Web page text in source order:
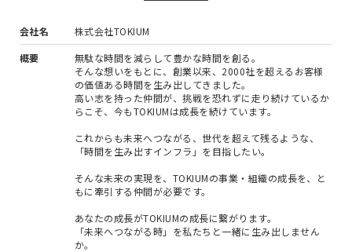
会社名
株式会社TOKIUM
概要
無駄な時間を減らして豊かな時間を創る。
そんな想いをもとに、創業以来、2000社を超えるお客様
の価値ある時間を生み出してきました。
高い志を持った仲間が、挑戦を恐れずに走り続けているか
らこそ、今もTOKIUMは成長を続けています。
これからも未来へつながる、世代を超えて残るような、
「時間を生み出すインフラ」を目指したい。
そんな未来の実現を、TOKIUMの事業・組織の成長を、と
もに牽引する仲間が必要です。
あなたの成長がTOKIUMの成長に繋がります。
「未来へつながる時」を私たちと一緒に生み出しません
か。